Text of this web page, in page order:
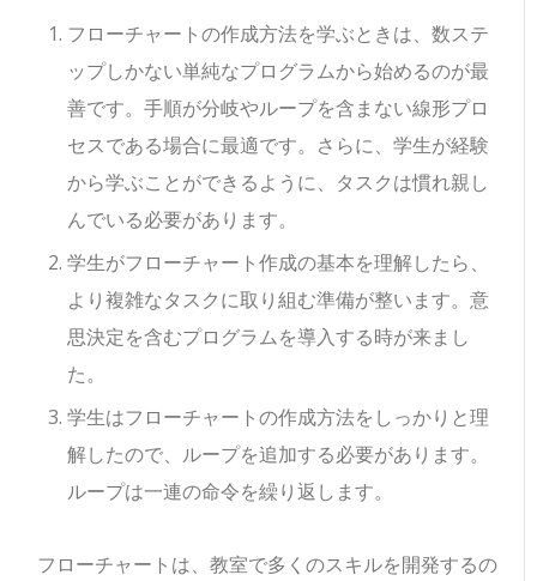
フローチャートの作成方法を学ぶときは、数ステ
ップしかない単純なプログラムから始めるのが最
善です。手順が分岐やループを含まない線形プロ
セスである場合に最適です。さらに、学生が経験
から学ぶことができるように、タスクは慣れ親し
んでいる必要があります。
学生がフローチャート作成の基本を理解したら、
より複雑なタスクに取り組む準備が整います。意
思決定を含むプログラムを導入する時が来まし
た。
学生はフローチャートの作成方法をしっかりと理
解したので、ループを追加する必要があります。
ループは一連の命令を繰り返します。
フローチャートは、教室で多くのスキルを開発するの